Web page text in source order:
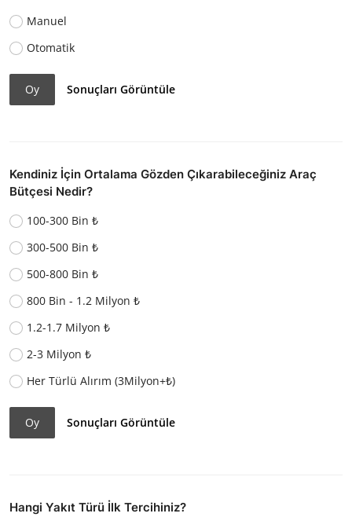
Manuel
Otomatik
Oy Sonuçları Görüntüle
Kendiniz İçin Ortalama Gözden Çıkarabileceğiniz Araç
Bütçesi Nedir?
100-300 Bin ₺
300-500 Bin ₺
500-800 Bin ₺
800 Bin - 1.2 Milyon ₺
1.2-1.7 Milyon ₺
2-3 Milyon ₺
Her Türlü Alırım (3Milyon+₺)
Oy Sonuçları Görüntüle
Hangi Yakıt Türü İlk Tercihiniz?